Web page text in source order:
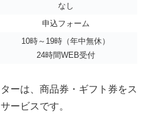
なし
申込フォーム
10時～19時（年中無休）
24時間WEB受付
ーは、商品券・ギフト券をス
ービスです。